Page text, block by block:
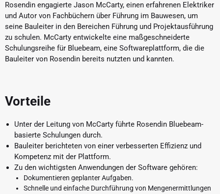
Rosendin engagierte Jason McCarty, einen erfahrenen Elektriker
und Autor von Fachbüchern über Führung im Bauwesen, um
seine Bauleiter in den Bereichen Führung und Projektausführung
zu schulen. McCarty entwickelte eine maßgeschneiderte
Schulungsreihe für Bluebeam, eine Softwareplattform, die die
Bauleiter von Rosendin bereits nutzten und kannten.
Vorteile
Unter der Leitung von McCarty führte Rosendin Bluebeam-
basierte Schulungen durch.
Bauleiter berichteten von einer verbesserten Effizienz und
Kompetenz mit der Plattform.
Zu den wichtigsten Anwendungen der Software gehören:
Dokumentieren geplanter Aufgaben.
Schnelle und einfache Durchführung von Mengenermittlungen